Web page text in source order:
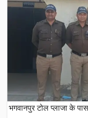
भगवानपुर टोल प्लाजा के